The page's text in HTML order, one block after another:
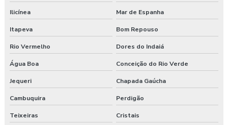
Ilicínea Mar de Espanha
Itapeva Bom Repouso
Rio Vermelho Dores do Indaiá
Água Boa Conceição do Rio Verde
Jequeri Chapada Gaúcha
Cambuquira Perdigão
Teixeiras Cristais